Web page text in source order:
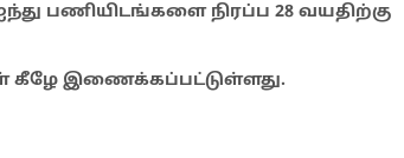
பணியிடங்களை நிரப்ப 28 வயதிற்கு
கீழே இணைக்கப்பட்டுள்ளது.